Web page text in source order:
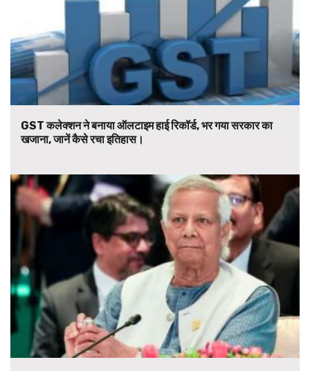
GST कलेक्शन ने बनाया ऑलटाइम हाई रिकॉर्ड, भर गया सरकार का
खजाना, जानें कैसे रचा इतिहास।